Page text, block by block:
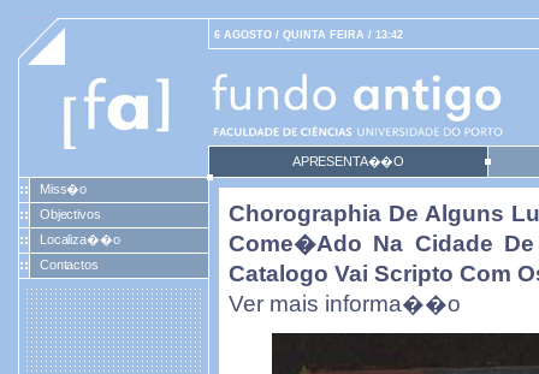
6 AGOSTO / QUINTA FEIRA / 13:42
APRESENTA��O
Miss�o
Objectivos
Localiza��o
Contactos
Chorographia De Alguns
Come�ado Na Cidade
Catalogo Vai Scripto Com
Ver mais informa��o